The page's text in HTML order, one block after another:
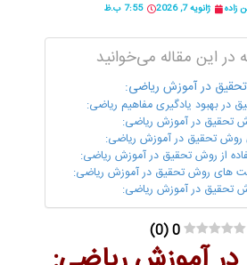
زاده ژانویه 7, 2026 7:55 ب.ظ
در این مقاله می‌خوانید
در آموزش ریاضی:
در بهبود یادگیری مفاهیم ریاضی:
تحقیق در آموزش ریاضی:
روش تحقیق در آموزش ریاضی:
از روش تحقیق در آموزش ریاضی:
های روش تحقیق در آموزش ریاضی:
تحقیق در آموزش ریاضی:
0
(
0
)